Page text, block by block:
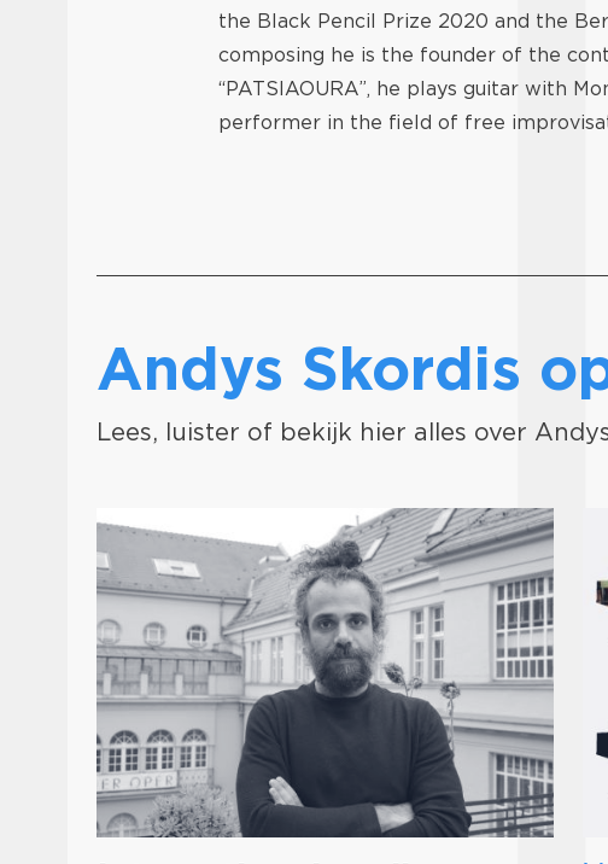
the Black Pencil Prize 2020 and the
composing he is the founder of the
“PATSIAOURA”, he plays guitar with
performer in the field of free
Andys Skordis
Lees, luister of bekijk hier alles over